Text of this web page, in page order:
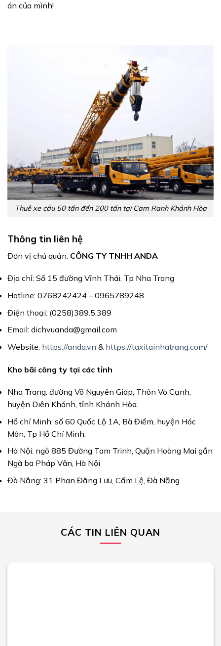
án của mình!
Thuê xe cẩu 50 tấn đến 200 tấn tại Cam Ranh Khánh Hòa
Thông tin liên hệ
Đơn vị chủ quản: CÔNG TY TNHH ANDA
Địa chỉ: Số 15 đường Vĩnh Thái, Tp Nha Trang
Hotline: 0768242424 – 0965789248
Điện thoại: (0258)389.5.389
Email: dichvuanda@gmail.com
Website: https://anda.vn & https://taxitainhatrang.com/
Kho bãi công ty tại các tỉnh
Nha Trang: đường Võ Nguyên Giáp, Thôn Võ Cạnh,
huyện Diên Khánh, tỉnh Khánh Hòa.
Hồ chí Minh: số 60 Quốc Lộ 1A, Bà Điểm, huyện Hóc
Môn, Tp Hồ Chí Minh.
Hà Nội: ngõ 885 Đường Tam Trinh, Quận Hoàng Mai gần
Ngã ba Pháp Vân, Hà Nội
Đà Nẵng: 31 Phan Đăng Lưu, Cẩm Lệ, Đà Nẵng
CÁC TIN LIÊN QUAN